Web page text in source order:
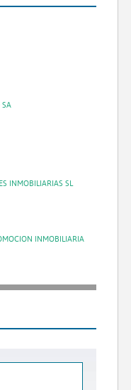
INMOBILIARIAS SL
INMOBILIARIA